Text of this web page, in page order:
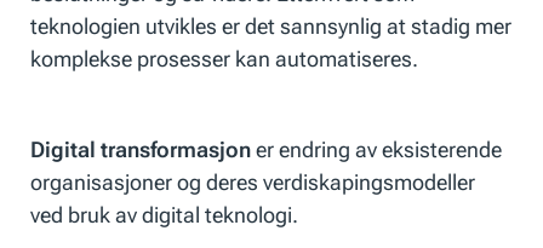
teknologien utvikles er det sannsynlig at stadig mer
komplekse prosesser kan automatiseres.
Digital transformasjoner endring av eksisterende
organisasjoner og deres verdiskapingsmodeller
ved bruk av digital teknologi.